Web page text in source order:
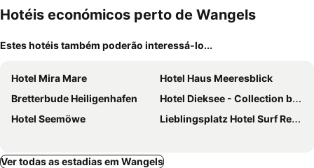
Hotéis económicos perto de Wangels
Estes hotéis também poderão interessá-lo...
Hotel Mira Mare
Hotel Haus Meeresblick
Bretterbude Heiligenhafen
Hotel Dieksee - Collection by Ligula
Hotel Seemöwe
Lieblingsplatz Hotel Surf Rescue Club
Ver todas as estadias em Wangels